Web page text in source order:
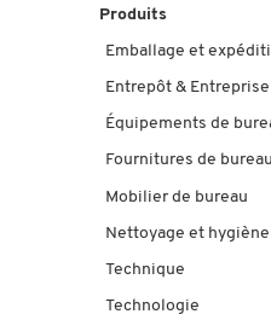
Produits
Emballage et
Entrepôt & Entreprise
Équipements de
Fournitures de bureau
Mobilier de bureau
Nettoyage et hygiène
Technique
Technologie